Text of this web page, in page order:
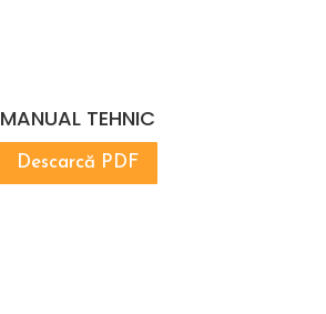
MANUAL TEHNIC
Descarcă PDF